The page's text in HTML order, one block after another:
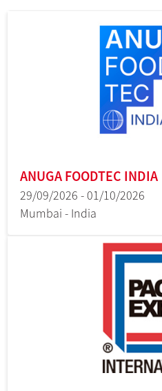
ANUGA FOODTEC INDIA
29/09/2026 - 01/10/2026
Mumbai - India